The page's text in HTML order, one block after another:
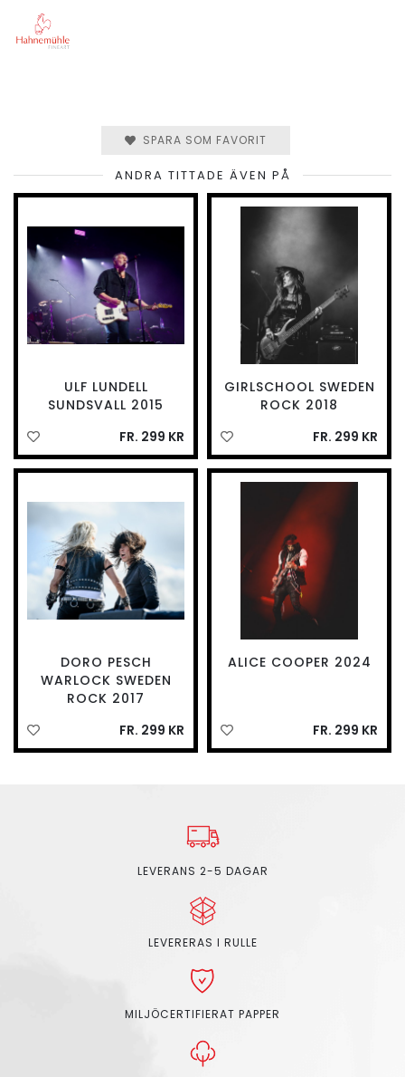
SPARA SOM FAVORIT
ANDRA TITTADE ÄVEN PÅ
ULF LUNDELL
SUNDSVALL 2015
FR. 299 KR
GIRLSCHOOL SWEDEN
ROCK 2018
FR. 299 KR
DORO PESCH
WARLOCK SWEDEN
ROCK 2017
FR. 299 KR
ALICE COOPER 2024
FR. 299 KR
LEVERANS 2-5 DAGAR
LEVERERAS I RULLE
MILJÖCERTIFIERAT PAPPER